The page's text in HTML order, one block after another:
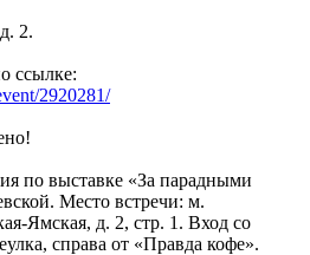
2.
ссылке:
2920281/
по выставке «За парадными
Место встречи: м.
Ямская, д. 2, стр. 1. Вход со
справа от «Правда кофе».